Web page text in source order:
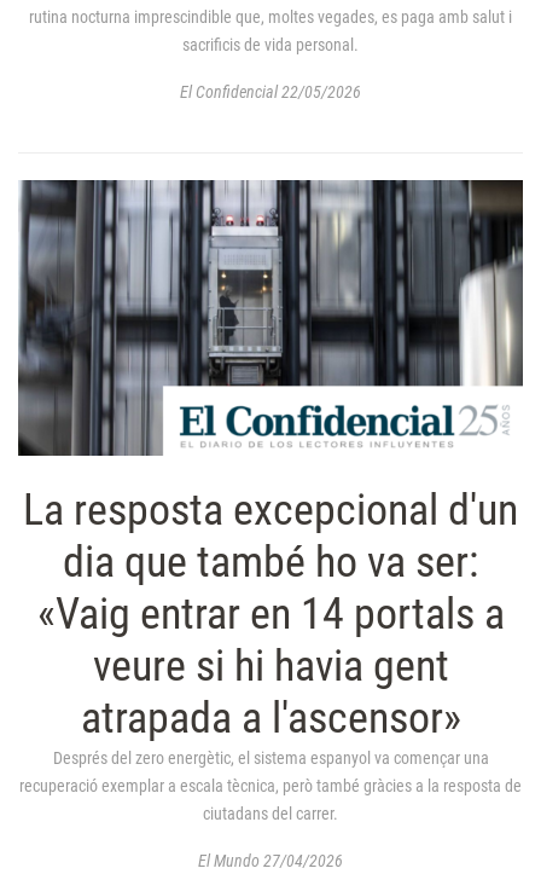
rutina nocturna imprescindible que, moltes vegades, es paga amb salut i
sacrificis de vida personal.
El Confidencial 22/05/2026
La resposta excepcional d'un
dia que també ho va ser:
«Vaig entrar en 14 portals a
veure si hi havia gent
atrapada a l'ascensor»
Després del zero energètic, el sistema espanyol va començar una
recuperació exemplar a escala tècnica, però també gràcies a la resposta de
ciutadans del carrer.
El Mundo 27/04/2026